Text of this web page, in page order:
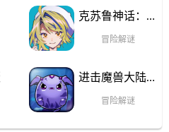
克苏鲁神话：疯
冒险解谜
进击魔兽大陆安
冒险解谜